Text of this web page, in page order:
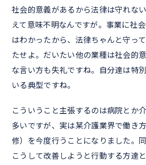
社会的意義があるから法律は守れな
えて意味不明なんですが。事業に社
はわかったから、法律ちゃんと守っ
たせよ。だいたい他の業種は社会的
な言い方も失礼ですね。自分達は特
いる典型ですね。
こういうこと主張するのは病院とか
多いですが、実は某介護業界で働き
修）を今度行うことになりました。
こうして改善しようと行動する方達